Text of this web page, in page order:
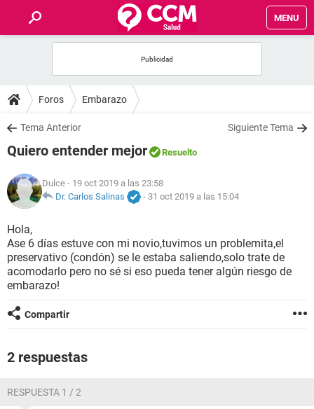
MENU
FOROS
SALUD
FAMILIA
NUTRICIÓN
BIENESTAR
SEXUALIDAD
GLOSARIO
Foros Embarazo
Tema Anterior Siguiente Tema
Quiero entender mejor Resuelto
Dulce - 19 oct 2019 a las 23:58
Dr. Carlos Salinas
- 31 oct 2019 a las 15:04
Hola,
Ase 6 días estuve con mi novio,tuvimos un problemita,el
preservativo (condón) se le estaba saliendo,solo trate de
acomodarlo pero no sé si eso pueda tener algún riesgo de
embarazo!
Compartir
2 respuestas
RESPUESTA 1 / 2